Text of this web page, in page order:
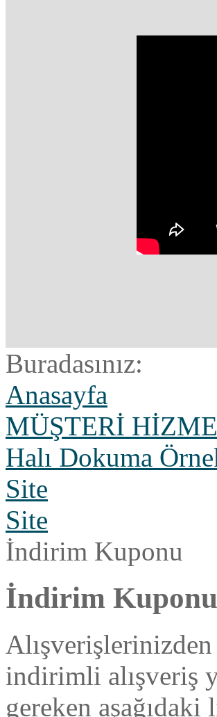
Buradasınız:
Anasayfa
MÜŞTERİ
Halı Dokuma
Site
Site
İndirim Kuponu
İndirim Kuponu
indirimli alışveriş
gereken